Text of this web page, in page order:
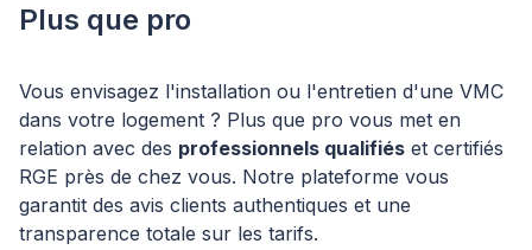
Plus que pro
Vous envisagez l'installation ou l'entretien d'une VMC
dans votre logement ? Plus que pro vous met en
relation avec des professionnels qualifiés et certifiés
RGE près de chez vous. Notre plateforme vous
garantit des avis clients authentiques et une
transparence totale sur les tarifs.